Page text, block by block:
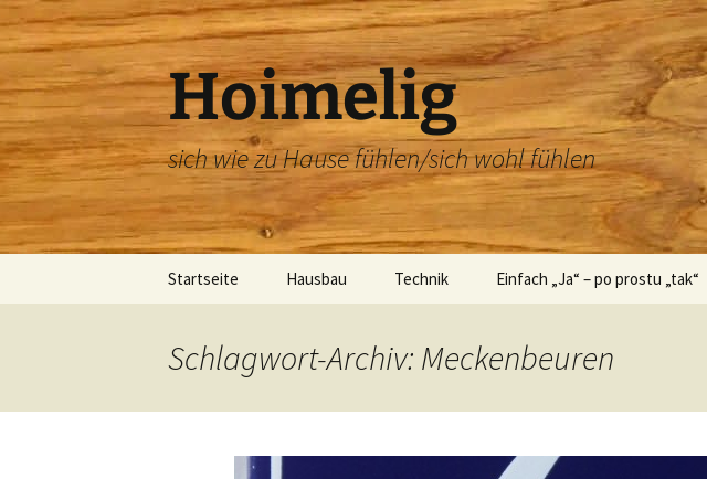
Zum
Inhalt
springen
Hoimelig
sich wie zu Hause fühlen/sich wohl fühlen
Startseite Hausbau Technik Einfach „Ja“ – po prostu „tak“
ślubne
Schlagwort-Archiv: Meckenbeuren